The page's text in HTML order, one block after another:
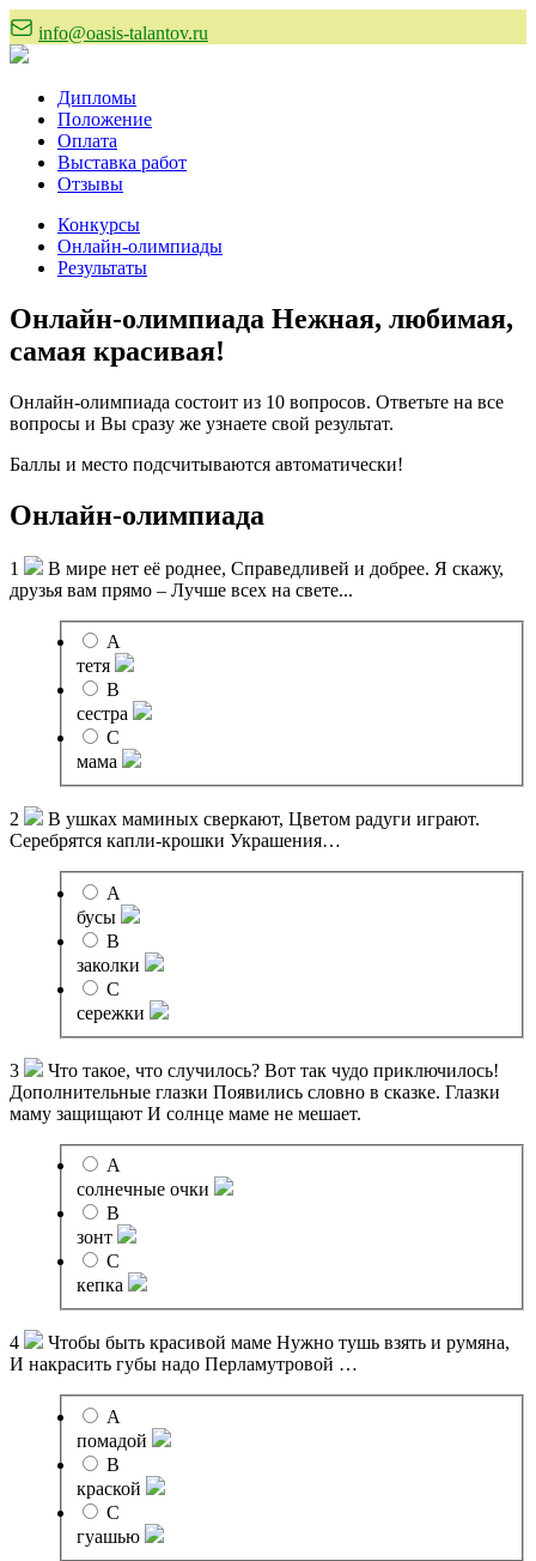
info@oasis-talantov.ru
Дипломы
Положение
Оплата
Выставка работ
Отзывы
Конкурсы
Онлайн-олимпиады
Результаты
Онлайн-олимпиада Нежная, любимая,
самая красивая!
Онлайн-олимпиада состоит из 10 вопросов. Ответьте на все
вопросы и Вы сразу же узнаете свой результат.
Баллы и место подсчитываются автоматически!
Онлайн-олимпиада
1
В мире нет её роднее, Справедливей и добрее. Я скажу,
друзья вам прямо – Лучше всех на свете...
A
тетя
B
сестра
C
мама
2
В ушках маминых сверкают, Цветом радуги играют.
Серебрятся капли-крошки Украшения…
A
бусы
B
заколки
C
сережки
3
Что такое, что случилось? Вот так чудо приключилось!
Дополнительные глазки Появились словно в сказке. Глазки
маму защищают И солнце маме не мешает.
A
солнечные очки
B
зонт
C
кепка
4
Чтобы быть красивой маме Нужно тушь взять и румяна,
И накрасить губы надо Перламутровой …
A
помадой
B
краской
C
гуашью